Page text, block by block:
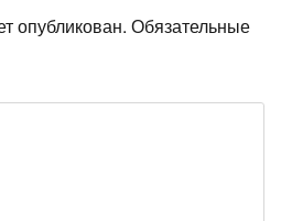
опубликован. Обязательные